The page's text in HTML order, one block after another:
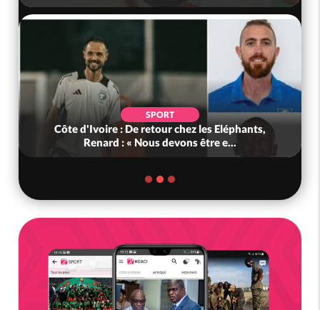
SPORT
Côte d'Ivoire : De retour chez les Eléphants,
Renard : « Nous devons être e...